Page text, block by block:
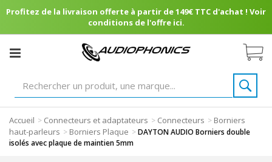
Profitez de la livraison offerte à partir de 149€ TTC d'achat ! Voir
conditions de l'offre ici.
Accueil > Connecteurs et adaptateurs > Connecteurs > Borniers
haut-parleurs > Borniers Plaque >DAYTON AUDIO Borniers double
isolés avec plaque de maintien 5mm